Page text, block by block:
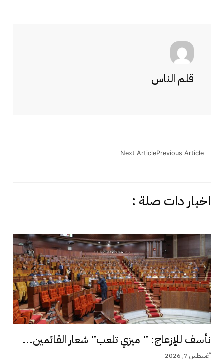
قلم الناس
Previous Article
Next Article
اخبار دات صلة :
نأسف للإزعاج: ” ميزي تلعب” شعار القائمين...
أغسطس 7, 2026